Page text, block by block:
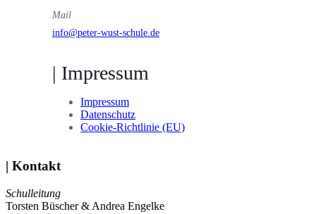
Mail
info@peter-wust-schule.de
| Impressum
Impressum
Datenschutz
Cookie-Richtlinie (EU)
| Kontakt
Schulleitung
Torsten Büscher & Andrea Engelke